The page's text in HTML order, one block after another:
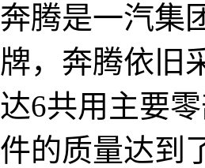
奔腾是一汽集
牌，奔腾依旧
达6共用主要
件的质量达到